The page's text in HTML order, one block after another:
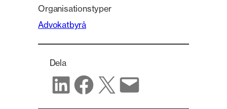
Organisationstyper
Advokatbyrå
Dela
Dela på LinkedIn Dela på Facebook Dela på X Dela via e-post